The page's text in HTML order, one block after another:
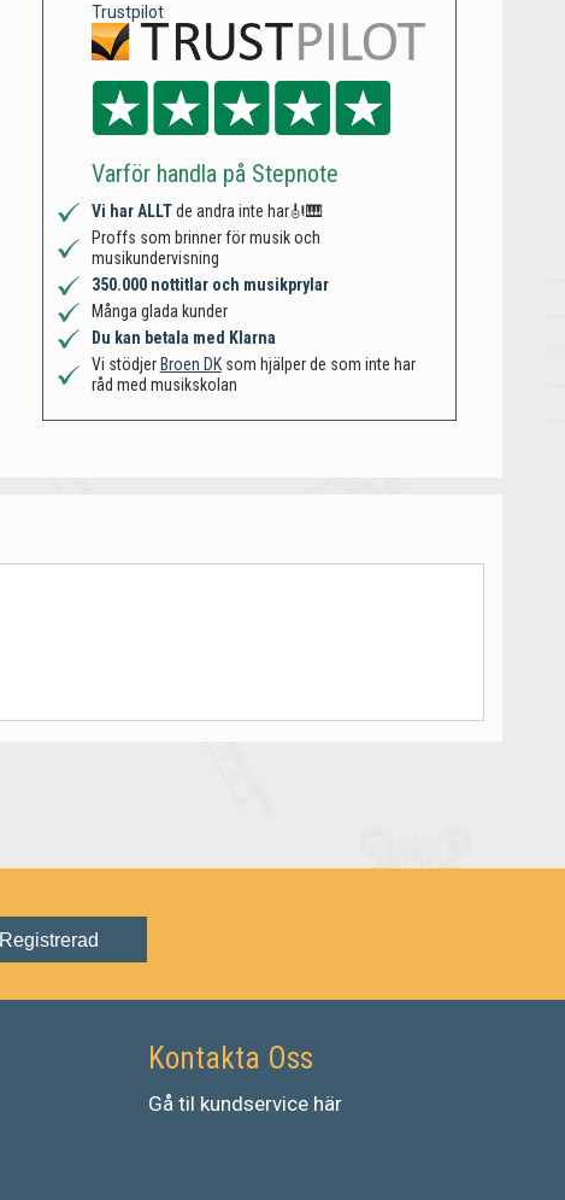
Trustpilot
Varför handla på Stepnote
Vi har ALLTde andra inte har🎻🎹
Proffs som brinner för musik och
musikundervisning
350.000 nottitlar och musikprylar
Många glada kunder
Du kan betala med Klarna
Vi stödjer Broen DKsom hjälper de som inte har
råd med musikskolan
Registrerad
Kontakta Oss
Gå til kundservice här